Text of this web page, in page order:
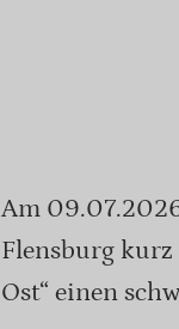
Am
Flensburg
Ost“ einen